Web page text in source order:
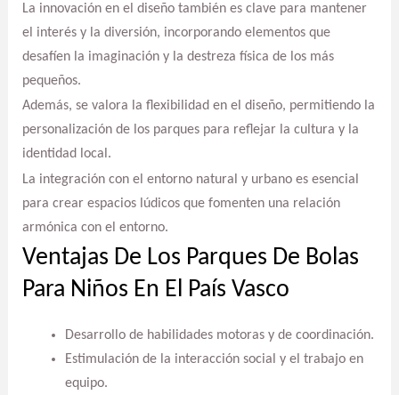
La innovación en el diseño también es clave para mantener
el interés y la diversión, incorporando elementos que
desafíen la imaginación y la destreza física de los más
pequeños.
Además, se valora la flexibilidad en el diseño, permitiendo la
personalización de los parques para reflejar la cultura y la
identidad local.
La integración con el entorno natural y urbano es esencial
para crear espacios lúdicos que fomenten una relación
armónica con el entorno.
Ventajas De Los Parques De Bolas
Para Niños En El País Vasco
Desarrollo de habilidades motoras y de coordinación.
Estimulación de la interacción social y el trabajo en
equipo.